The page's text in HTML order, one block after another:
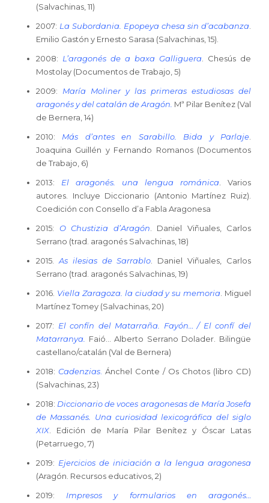
(Salvachinas, 11)
2007: La Subordania. Epopeya chesa sin d’acabanza
Emilio Gastón y Ernesto Sarasa (Salvachinas, 15).
2008: L’aragonés de a baxa Galliguera . Chesús de
Mostolay (Documentos de Trabajo, 5)
2009: María Moliner y las primeras estudiosas del
aragonés y del catalán de Aragón Mª Pilar Benítez (Val
de Bernera, 14)
2010: Más d’antes en Sarabillo. Bida y Parlaje
Joaquina Guillén y Fernando Romanos (Documentos
de Trabajo, 6)
2013: El aragonés. una lengua románica
Varios
autores. Incluye Diccionario (Antonio Martínez Ruiz).
Coedición con Consello d’a Fabla Aragonesa
2015: O Chustizia d’Aragón . Daniel Viñuales, Carlos
Serrano (trad. aragonés Salvachinas, 18)
2015. As ilesias de Sarrablo . Daniel Viñuales, Carlos
Serrano (trad. aragonés Salvachinas, 19)
2016. Viella Zaragoza. la ciudad y su memoria . Miguel
Martínez Tomey (Salvachinas, 20)
2017: El confín del Matarraña. Fayón… / El confí del
Matarranya
Faió… Alberto Serrano Dolader. Bilingüe
castellano/catalán (Val de Bernera)
2018: Cadenzias Ánchel Conte / Os Chotos (libro CD)
(Salvachinas, 23)
2018: Diccionario de voces aragonesas de María Josefa
de Massanés. Una curiosidad lexicográfica del siglo
XIX . Edición de María Pilar Benítez y Óscar Latas
(Petarruego, 7)
2019: Ejercicios de iniciación a la lengua aragonesa
(Aragón. Recursos educativos, 2)
2019: Impresos y formularios en aragonés…